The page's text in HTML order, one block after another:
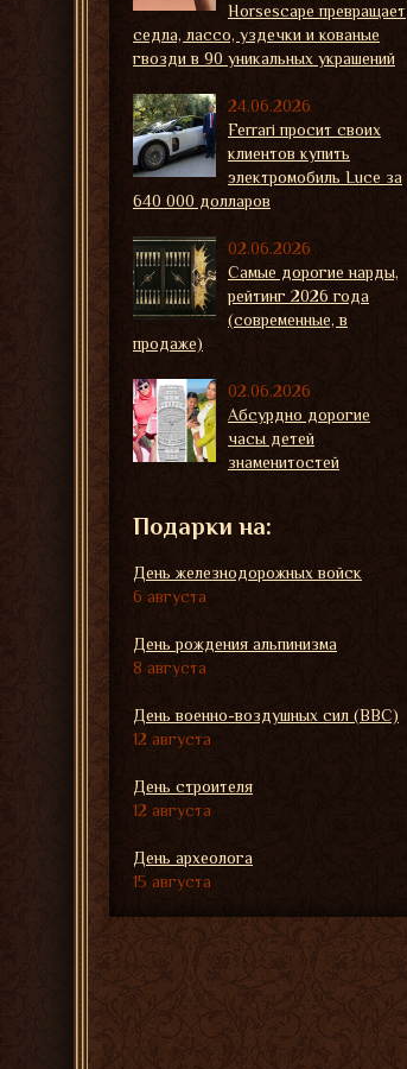
Horsescape превращает
седла, лассо, уздечки и кованые
гвозди в 90 уникальных украшений
24.06.2026
Ferrari просит своих
клиентов купить
электромобиль Luce за
640 000 долларов
02.06.2026
Самые дорогие нарды,
рейтинг 2026 года
(современные, в
продаже)
02.06.2026
Абсурдно дорогие
часы детей
знаменитостей
Подарки на:
День железнодорожных войск
6 августа
День рождения альпинизма
8 августа
День военно-воздушных сил (ВВС)
12 августа
День строителя
12 августа
День археолога
15 августа